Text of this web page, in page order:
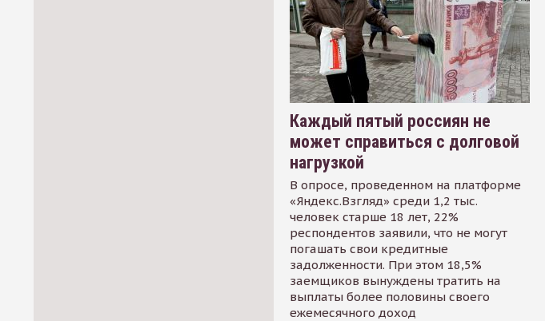
Каждый пятый россиян не
может справиться с долговой
нагрузкой
В опросе, проведенном на платформе
«Яндекс.Взгляд» среди 1,2 тыс.
человек старше 18 лет, 22%
респондентов заявили, что не могут
погашать свои кредитные
задолженности. При этом 18,5%
заемщиков вынуждены тратить на
выплаты более половины своего
ежемесячного доход